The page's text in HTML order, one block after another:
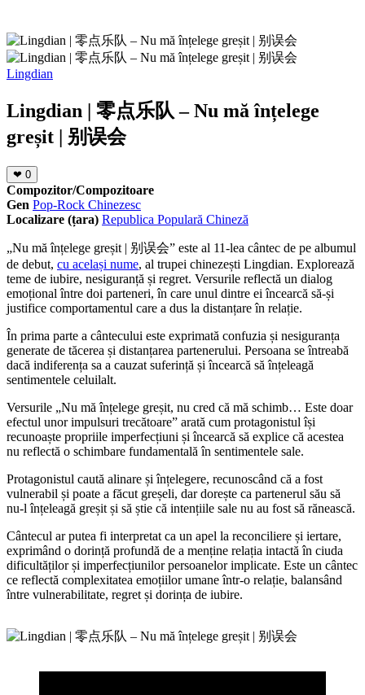
Lingdian
Lingdian | 零点乐队 – Nu mă înțelege
greșit | 别误会
❤ 0
Compozitor/Compozitoare
Gen Pop-Rock Chinezesc
Localizare (țara) Republica Populară Chineză
„Nu mă înțelege greșit | 别误会” este al 11-lea cântec de pe albumul
de debut, cu același nume, al trupei chinezești Lingdian. Explorează
teme de iubire, nesiguranță și regret. Versurile reflectă un dialog
emoțional între doi parteneri, în care unul dintre ei încearcă să-și
justifice comportamentul care a dus la distanțare în relație.
În prima parte a cântecului este exprimată confuzia și nesiguranța
generate de tăcerea și distanțarea partenerului. Persoana se întreabă
dacă indiferența sa a cauzat suferință și încearcă să înțeleagă
sentimentele celuilalt.
Versurile „Nu mă înțelege greșit, nu cred că mă schimb… Este doar
efectul unor impulsuri trecătoare” arată cum protagonistul își
recunoaște propriile imperfecțiuni și încearcă să explice că acestea
nu reflectă o schimbare fundamentală în sentimentele sale.
Protagonistul caută alinare și înțelegere, recunoscând că a fost
vulnerabil și poate a făcut greșeli, dar dorește ca partenerul său să
nu-l înțeleagă greșit și să știe că intențiile sale nu au fost să rănească.
Cântecul ar putea fi interpretat ca un apel la reconciliere și iertare,
exprimând o dorință profundă de a menține relația intactă în ciuda
dificultăților și imperfecțiunilor persoanelor implicate. Este un cântec
ce reflectă complexitatea emoțiilor umane într-o relație, balansând
între vulnerabilitate, regret și dorința de iubire.